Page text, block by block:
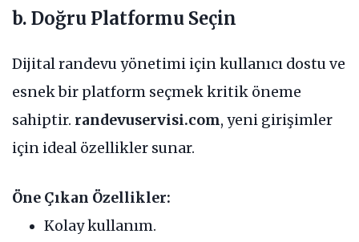
b. Doğru Platformu Seçin
Dijital randevu yönetimi için kullanıcı dostu ve
esnek bir platform seçmek kritik öneme
sahiptir. randevuservisi.com, yeni girişimler
için ideal özellikler sunar.
Öne Çıkan Özellikler:
Kolay kullanım.